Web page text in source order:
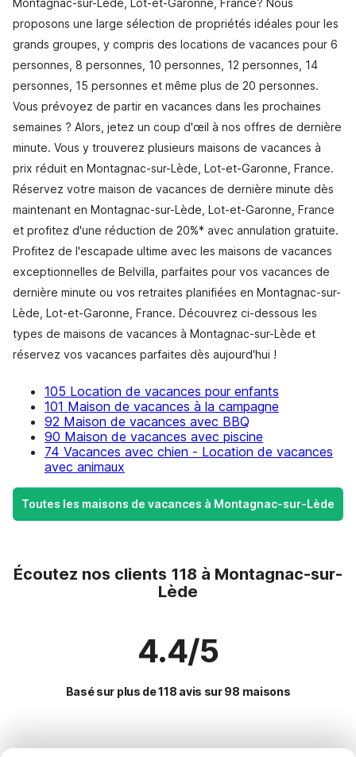
Montagnac-sur-Lède, Lot-et-Garonne, France? Nous
proposons une large sélection de propriétés idéales pour les
grands groupes, y compris des locations de vacances pour 6
personnes, 8 personnes, 10 personnes, 12 personnes, 14
personnes, 15 personnes et même plus de 20 personnes.
Vous prévoyez de partir en vacances dans les prochaines
semaines ? Alors, jetez un coup d'œil à nos offres de dernière
minute. Vous y trouverez plusieurs maisons de vacances à
prix réduit en Montagnac-sur-Lède, Lot-et-Garonne, France.
Réservez votre maison de vacances de dernière minute dès
maintenant en Montagnac-sur-Lède, Lot-et-Garonne, France
et profitez d'une réduction de 20%* avec annulation gratuite.
Profitez de l'escapade ultime avec les maisons de vacances
exceptionnelles de Belvilla, parfaites pour vos vacances de
dernière minute ou vos retraites planifiées en Montagnac-sur-
Lède, Lot-et-Garonne, France. Découvrez ci-dessous les
types de maisons de vacances à Montagnac-sur-Lède et
réservez vos vacances parfaites dès aujourd'hui !
105 Location de vacances pour enfants
101 Maison de vacances à la campagne
92 Maison de vacances avec BBQ
90 Maison de vacances avec piscine
74 Vacances avec chien - Location de vacances
avec animaux
Toutes les maisons de vacances à Montagnac-sur-Lède
Écoutez nos clients 118 à Montagnac-sur-
Lède
4.4/5
Basé sur plus de 118 avis sur 98 maisons